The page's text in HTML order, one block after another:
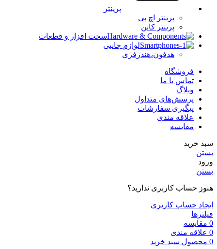
پرینتر
پرینتر اچ پی
پرینتر کانن
سخت افزار و قطعات
لوازم جانبی
هدفون،هندزفری
فروشگاه
تماس با ما
وبلاگ
پرسش‌های متداول
پیگیری سفارشات
علاقه مندی
مقایسه
سبد خرید
بستن
ورود
بستن
هنوز حساب کاربری ندارید؟
ایجاد حساب کاربری
فیلترها
0 مقایسه
0 علاقه مندی
0 محصول سبد خرید